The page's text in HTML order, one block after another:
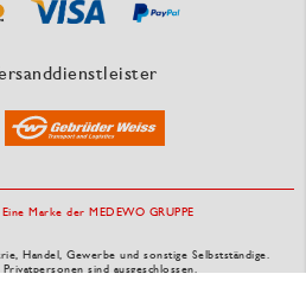
Marke der MEDEWO GRUPPE
Handel, Gewerbe und sonstige Selbstständige.
sind ausgeschlossen.